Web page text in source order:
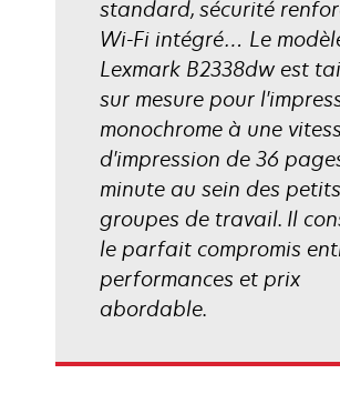
standard, sécurité
Wi-Fi intégré… Le
Lexmark B2338dw est
sur mesure pour
monochrome à une
d'impression de 36
minute au sein des petits
groupes de travail. Il
le parfait compromis
performances et prix
abordable.